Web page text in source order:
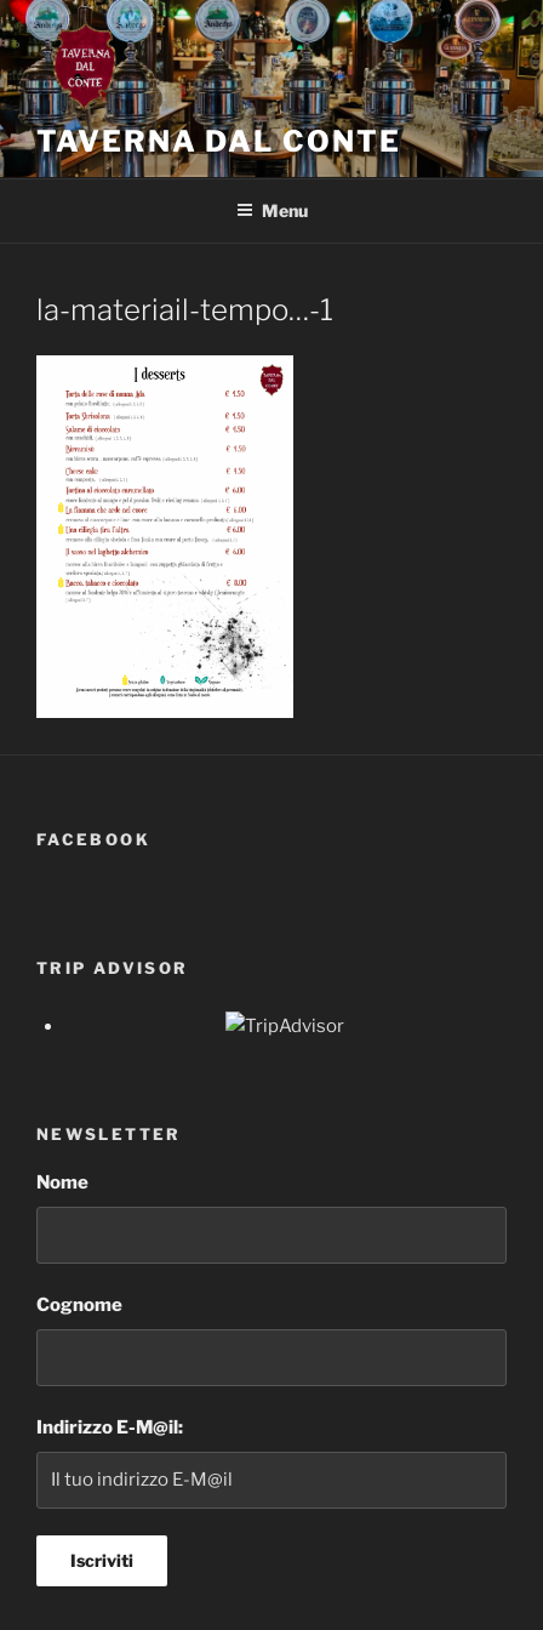
Salta
al
contenuto
TAVERNA DAL CONTE
Menu
la-materiail-tempo…-1
FACEBOOK
TRIP ADVISOR
NEWSLETTER
Nome
Cognome
Indirizzo E-M@il: